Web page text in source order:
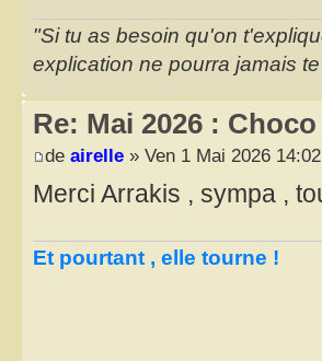
"Si tu as besoin qu'on
explication ne pourra jamais
Re: Mai 2026 :
de airelle » Ven 1 Mai 2026 14:02
Merci Arrakis , sympa ,
Et pourtant , elle tourne !